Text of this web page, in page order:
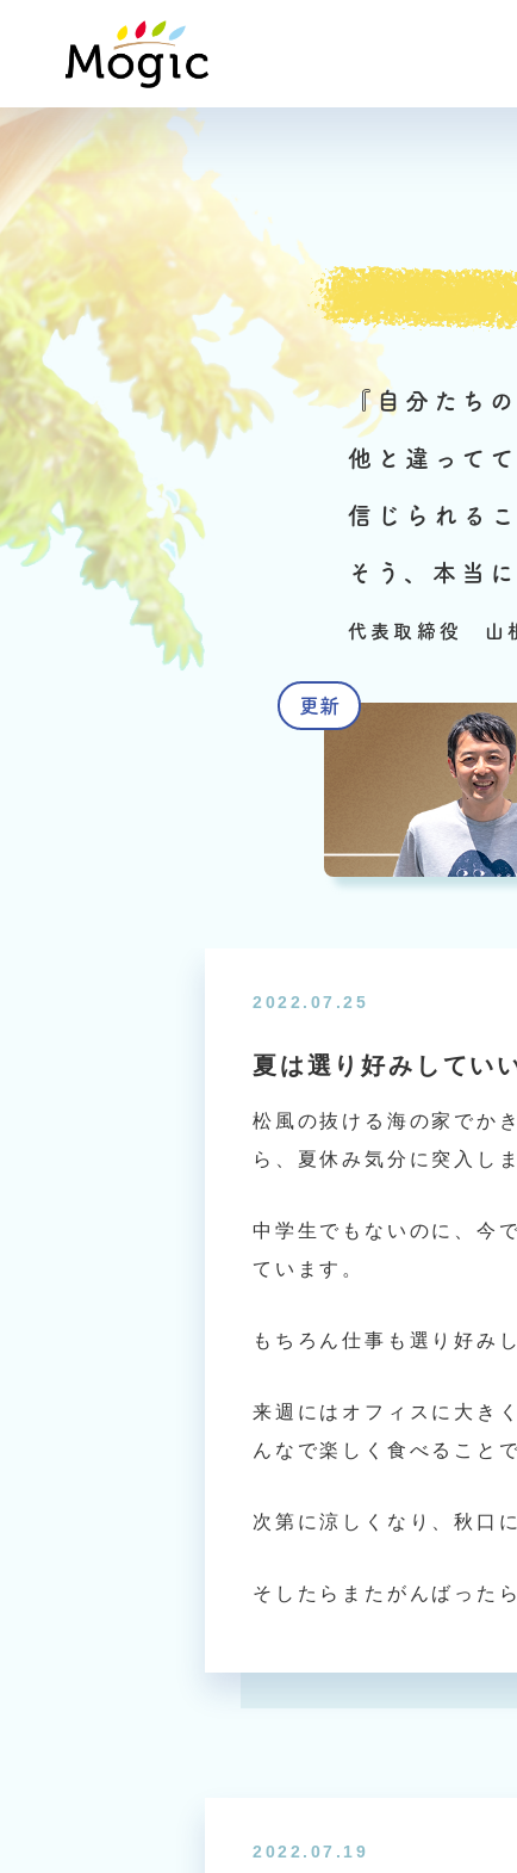
『自分たち
他と違って
信じられる
そう、本当
代表取締役 山
2022.07.25
夏は選り好みしてい
松風の抜ける海の家でか
ら、夏休み気分に突入し
中学生でもないのに、今
ています。
もちろん仕事も選り好み
来週にはオフィスに大き
んなで楽しく食べること
次第に涼しくなり、秋口
そしたらまたがんばった
2022.07.19